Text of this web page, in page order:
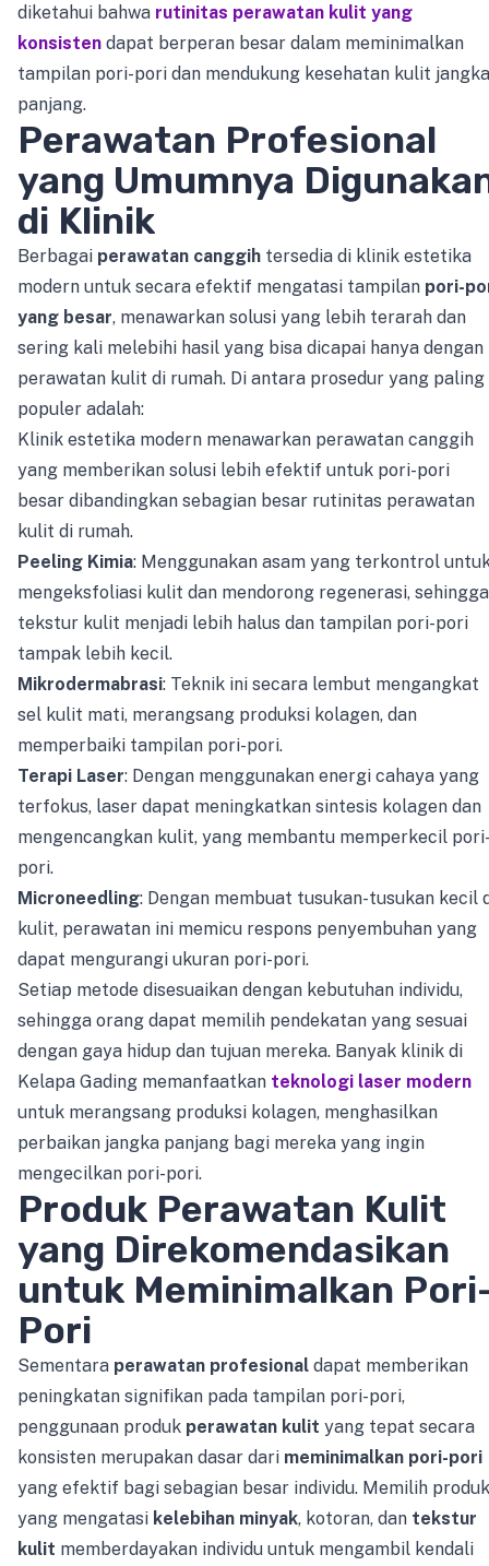
diketahui bahwa rutinitas perawatan kulit yang
konsisten dapat berperan besar dalam meminimalkan
tampilan pori-pori dan mendukung kesehatan kulit jangka
panjang.
Perawatan Profesional
yang Umumnya
di Klinik
Berbagai perawatan canggih tersedia di klinik estetika
modern untuk secara efektif mengatasi tampilan pori-
yang besar, menawarkan solusi yang lebih terarah dan
sering kali melebihi hasil yang bisa dicapai hanya dengan
perawatan kulit di rumah. Di antara prosedur yang paling
populer adalah:
Klinik estetika modern menawarkan perawatan canggih
yang memberikan solusi lebih efektif untuk pori-pori
besar dibandingkan sebagian besar rutinitas perawatan
kulit di rumah.
Peeling Kimia: Menggunakan asam yang terkontrol
mengeksfoliasi kulit dan mendorong regenerasi, sehingga
tekstur kulit menjadi lebih halus dan tampilan pori-pori
tampak lebih kecil.
Mikrodermabrasi: Teknik ini secara lembut mengangkat
sel kulit mati, merangsang produksi kolagen, dan
memperbaiki tampilan pori-pori.
Terapi Laser: Dengan menggunakan energi cahaya yang
terfokus, laser dapat meningkatkan sintesis kolagen dan
mengencangkan kulit, yang membantu memperkecil
pori.
Microneedling: Dengan membuat tusukan-tusukan kecil
kulit, perawatan ini memicu respons penyembuhan yang
dapat mengurangi ukuran pori-pori.
Setiap metode disesuaikan dengan kebutuhan individu,
sehingga orang dapat memilih pendekatan yang sesuai
dengan gaya hidup dan tujuan mereka. Banyak klinik di
Kelapa Gading memanfaatkan teknologi laser modern
untuk merangsang produksi kolagen, menghasilkan
perbaikan jangka panjang bagi mereka yang ingin
mengecilkan pori-pori.
Produk Perawatan Kulit
yang Direkomendasikan
untuk Meminimalkan
Pori
Sementara perawatan profesional dapat memberikan
peningkatan signifikan pada tampilan pori-pori,
penggunaan produk perawatan kulit yang tepat secara
konsisten merupakan dasar dari meminimalkan pori-pori
yang efektif bagi sebagian besar individu. Memilih produk
yang mengatasi kelebihan minyak, kotoran, dan tekstur
kulit memberdayakan individu untuk mengambil kendali